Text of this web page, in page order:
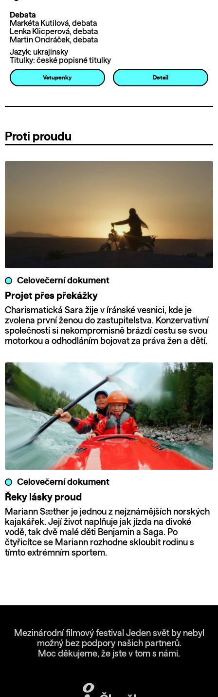
Debata
Markéta Kutilová, debata
Lenka Klicperová, debata
Martin Ondráček, debata
Jazyk: ukrajinsky
Titulky: české popisné titulky
Vstupenky Detail
Proti proudu
Celovečerní dokument
Projet přes překážky
Charismatická Sara žije v íránské vesnici, kde je
zvolena první ženou do zastupitelstva. Konzervativní
společností si nekompromisně brázdí cestu se svou
motorkou a odhodláním bojovat za práva žen a dětí.
Celovečerní dokument
Řeky lásky proud
Mariann Sæther je jednou z nejznámějších norských
kajakářek. Její život naplňuje jak jízda na divoké
vodě, tak dvě malé děti Benjamin a Saga. Po
čtyřicítce se Mariann rozhodne skloubit rodinu s
tímto extrémním sportem.
Mezinárodní filmový festival Jeden svět by nebyl
možný bez podpory našich partnerů.
Moc děkujeme, že jste v tom s námi.